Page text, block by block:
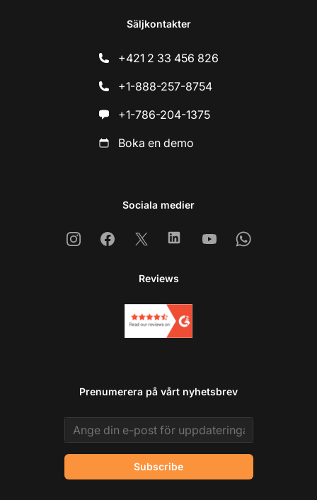
Säljkontakter
+421 2 33 456 826
+1-888-257-8754
+1-786-204-1375
Boka en demo
Sociala medier
InstagramFacebook
X LinkedinYoutubeWhatsapp
Reviews
Prenumerera på vårt nyhetsbrev
Email address
Subscribe